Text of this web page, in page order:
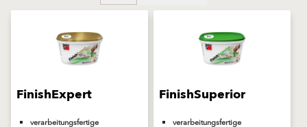
FinishExpert
verarbeitungsfertige
FinishSuperior
verarbeitungsfertige